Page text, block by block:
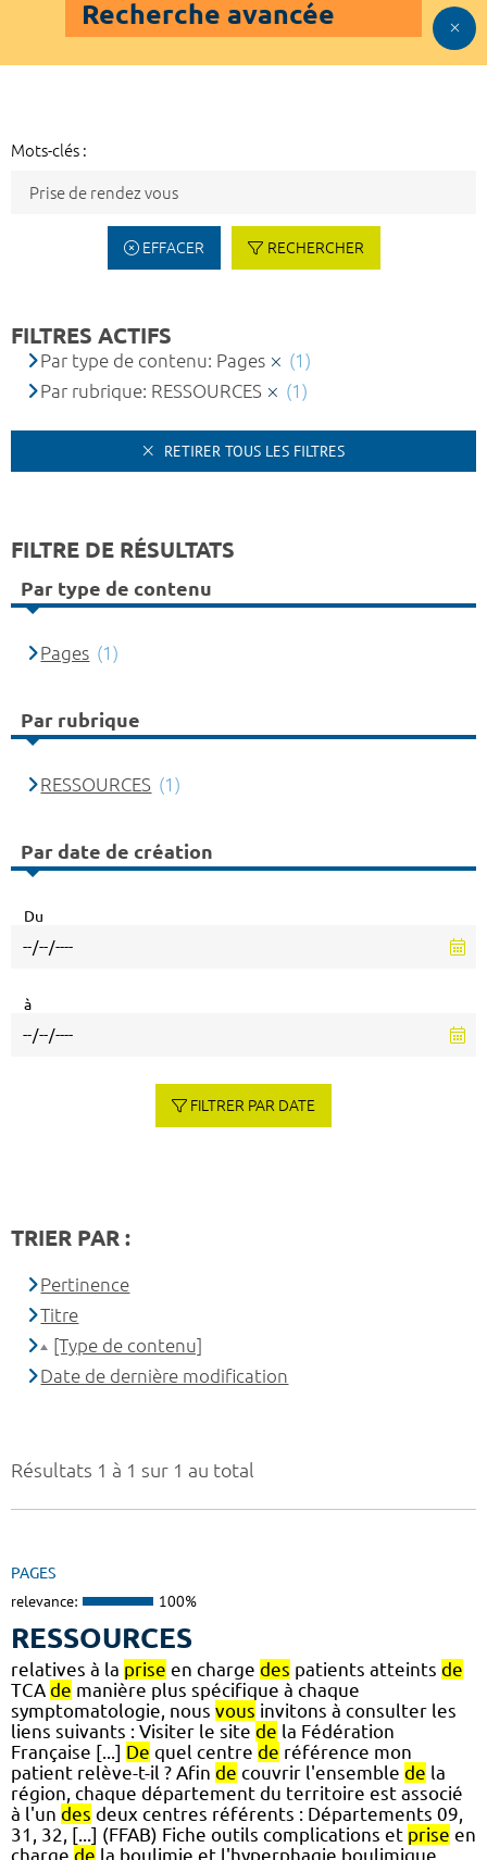
Recherche avancée
Mots-clés :
EFFACER RECHERCHER
Résultats 1 à 1 sur 1 au total
PAGES
relevance: 100%
RESSOURCES
relatives à la prise en charge des patients atteints de
TCA de manière plus spécifique à chaque
symptomatologie, nous vous invitons à consulter les
liens suivants : Visiter le site de la Fédération
Française [...] De quel centre de référence mon
patient relève-t-il ? Afin de couvrir l'ensemble de la
région, chaque département du territoire est associé
à l'un des deux centres référents : Départements 09,
31, 32, [...] (FFAB) Fiche outils complications et prise en
charge de la boulimie et l'hyperphagie boulimique
FILTRES ACTIFS
Par type de contenu: Pages
(1)
Par rubrique: RESSOURCES
(1)
RETIRER TOUS LES FILTRES
FILTRE DE RÉSULTATS
Par type de contenu
Pages (1)
Par rubrique
RESSOURCES (1)
Par date de création
Du
à
FILTRER PAR DATE
TRIER PAR :
Pertinence
Titre
[Type de contenu]
Date de dernière modification